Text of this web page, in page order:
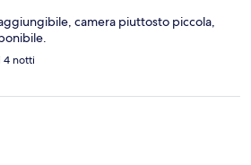
camera piuttosto piccola,
4 notti